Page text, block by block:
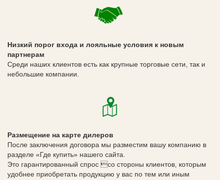
Низкий порог входа и лояльные условия к новым
партнерам
Среди наших клиентов есть как крупные торговые сети, так и
небольшие компании.
Размещение на карте дилеров
После заключения договора мы разместим вашу компанию в
разделе «Где купить» нашего сайта.
Это гарантированный спрос со стороны клиентов, которым
удобнее приобретать продукцию у вас по тем или иным